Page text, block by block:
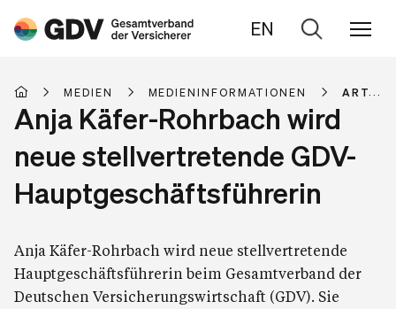
EN
Zur
MEDIEN MEDIENINFORMATIONEN
Anja Käfer-Rohrbach wird
neue stellvertretende GDV-
Hauptgeschäftsführerin
Anja Käfer-Rohrbach wird neue stellvertretende
Hauptgeschäftsführerin beim Gesamtverband der
Deutschen Versicherungswirtschaft (GDV). Sie